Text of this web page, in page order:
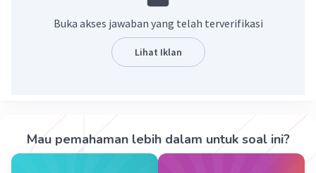
Beri Rating Balas
Iklan
Populasiadalah sekumpulan individu dengan
ciri-ciri yang sama dan hidup di tempat yang
Buka akses jawaban yang telah terverifikasi
Lihat Iklan
Mau pemahaman lebih dalam untuk soal ini?